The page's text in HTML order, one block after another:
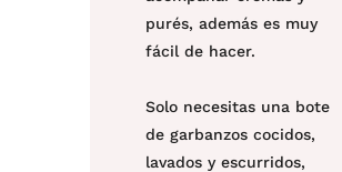
purés, además es muy
fácil de hacer.⁠
Solo necesitas una bote
de garbanzos cocidos,
lavados y escurridos,